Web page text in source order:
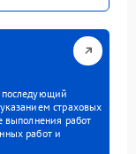
последующий
страховых
выполнения работ
работ и